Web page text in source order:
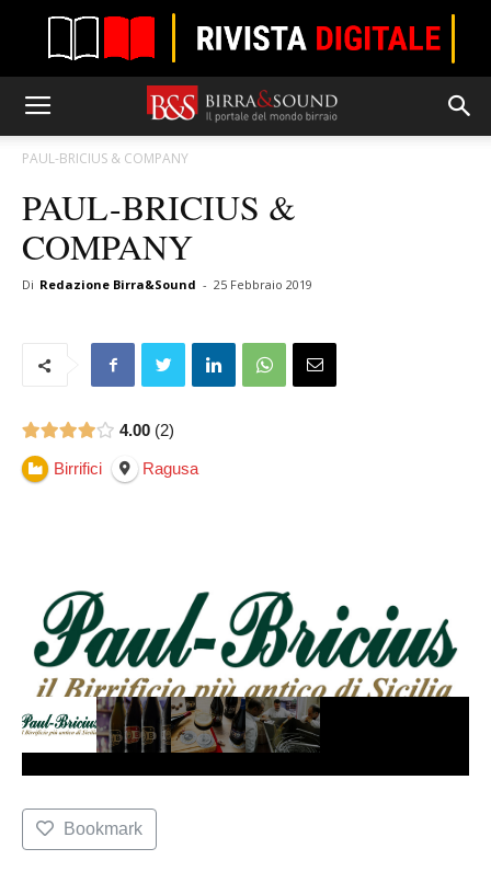
PAUL-BRICIUS & COMPANY
PAUL-BRICIUS &
COMPANY
Di Redazione Birra&Sound - 25 Febbraio 2019
4.00 2
Birrifici Ragusa
Bookmark